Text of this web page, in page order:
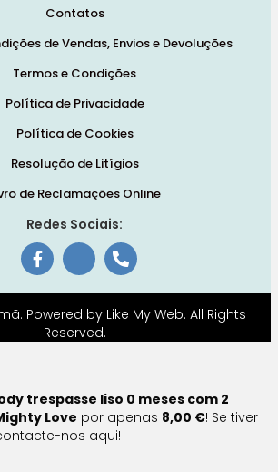
Contatos
de Vendas, Envios e Devoluções
Termos e Condições
Política de Privacidade
Política de Cookies
Resolução de Litígios
de Reclamações Online
Redes Sociais:
Powered by Like My Web. All Rights
Reserved.
trespasse liso 0 meses com 2
Love por apenas 8,00 €! Se tiver
nos aqui!